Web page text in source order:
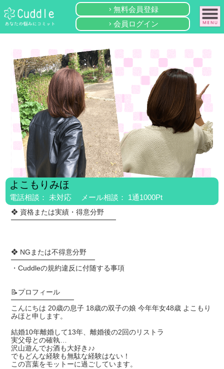
keyboard_arrow_right無料会員登録
keyboard_arrow_right会員ログイン
よこもりみほ
電話相談： 未対応 メール相談： 1通1000Pt
❖ 資格または実績・得意分野
━━━━━━━━━━━━━━━
❖ NGまたは不得意分野
━━━━━━━━━━━━
・Cuddleの規約違反に付随する事項
📝プロフィール
━━━━━━━━━
こんにちは 20歳の息子 18歳の双子の娘 今年年女48歳 よこもり
みほと申します。
結婚10年離婚して13年、離婚後の2回のリストラ
実父母との確執…
沢山遊んでお酒も大好き♪♪
でもどんな経験も無駄な経験はない！
この言葉をモットーに過ごしています。